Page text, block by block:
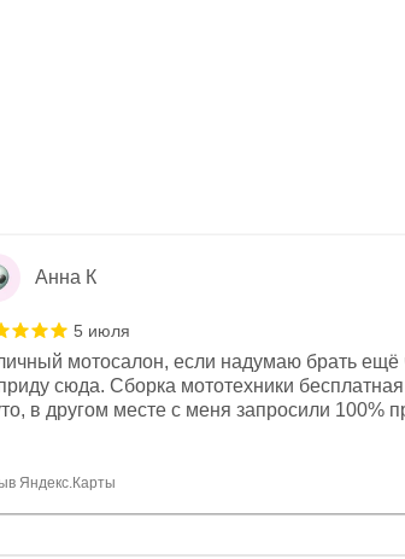
Анна К
5 июля
мотосалон, если надумаю брать ещё
сюда. Сборка мототехники
в другом месте с меня запросили 100%
отдельное, всегда на связи, очень
Яндекс.Карты